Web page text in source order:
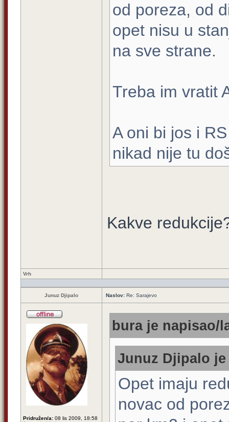
od poreza, od
opet nisu u
na sve strane.
Treba im vratit
A oni bi jos i
nikad nije tu
Kakve
Vrh
Junuz Djipalo Naslov: Re: Sarajevo
Pridružen/a: 08 lis 2009, 18:58
bura je napisao/
Junuz Djipalo
Opet imaju
novac od